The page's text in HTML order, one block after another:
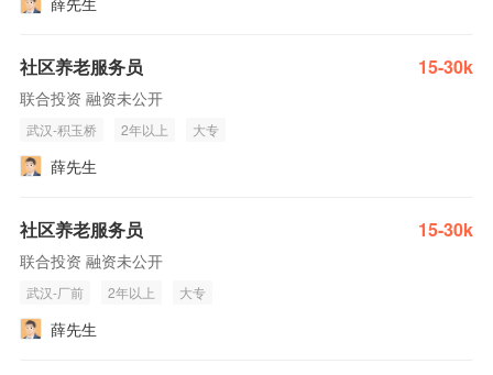
社区养老服务员 15-30k
联合投资 融资未公开
武汉-积玉桥 2年以上 大专
薛先生
社区养老服务员 15-30k
联合投资 融资未公开
武汉-厂前 2年以上 大专
薛先生